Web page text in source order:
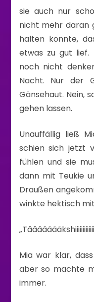
sie auch nur
nicht mehr daran
halten konnte,
etwas zu gut lief.
noch nicht
Nacht. Nur der
Gänsehaut. Nein,
gehen lassen.
Unauffällig ließ
schien sich jetzt
fühlen und sie
dann mit Teukie
Draußen
winkte hektisch
Mia war klar,
aber so machte
immer.